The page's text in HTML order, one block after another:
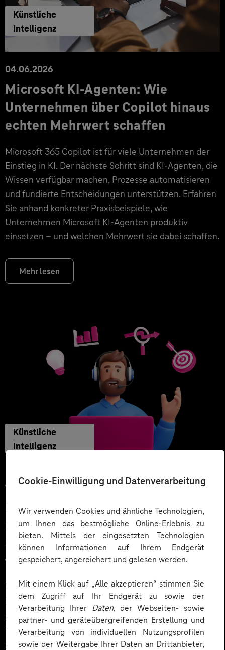
Cookie-Einwilligung und Datenverarbeitung
Wir verwenden Cookies und ähnliche Technologien,
um Ihnen das bestmögliche Online-Erlebnis zu
bieten. Mittels der eingesetzten Technologien
können Informationen auf Ihrem Endgerät
gespeichert, angereichert und gelesen werden.
Mit einem Klick auf „Alle akzeptieren“ stimmen Sie
dem Zugriff auf Ihr Endgerät zu sowie der
Verarbeitung Ihrer Daten, der Webseiten- sowie
partner- und geräteübergreifenden Erstellung und
Verarbeitung von individuellen Nutzungsprofilen
sowie der Weitergabe Ihrer Daten an Drittanbieter,
Künstliche
Intelligenz
04.06.2026
Microsoft KI-Agenten: Wie
Unternehmen über Copilot hinaus
echten Mehrwert schaffen
Microsoft 365 Copilot ist für viele Unternehmen der
Einstieg in KI. Der nächste Schritt sind KI-Agenten, die
Wissen verfügbar machen, Prozesse automatisieren
und fundierte Entscheidungen unterstützen. Erfahren
Sie anhand konkreter Praxisbeispiele, wie
Unternehmen Microsoft KI-Agenten produktiv
einsetzen – und welchen Mehrwert sie dabei schaffen.
Mehr lesen
Künstliche
Intelligenz
17.04.2026
Intelligente Automatisierung mit
n8n Workflows: Wie Multi-Agent-
Systeme Geschäftsprozesse
transformieren
Workflow-Automation mit KI-Agenten (AI Agents) ist
längst kein Zukunftsthema mehr, sondern entwickelt
sich zum Standardwerkzeug moderner Unternehmen,
um Skalierungsdruck, Fachkräftemangel und
steigende Compliance- und DSGVO-Anforderungen